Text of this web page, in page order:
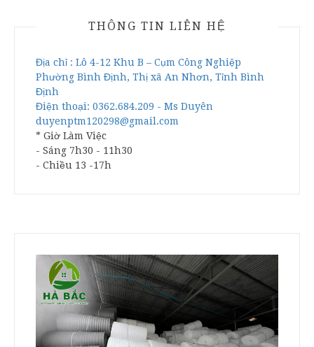
THÔNG TIN LIÊN HỆ
Địa chỉ : Lô 4-12 Khu B – Cụm Công Nghiệp
Phường Bình Định, Thị xã An Nhơn, Tỉnh Bình
Định
Điện thoại: 0362.684.209 - Ms Duyên
duyenptm120298@gmail.com
* Giờ Làm Việc
- Sáng 7h30 - 11h30
- Chiều 13 -17h